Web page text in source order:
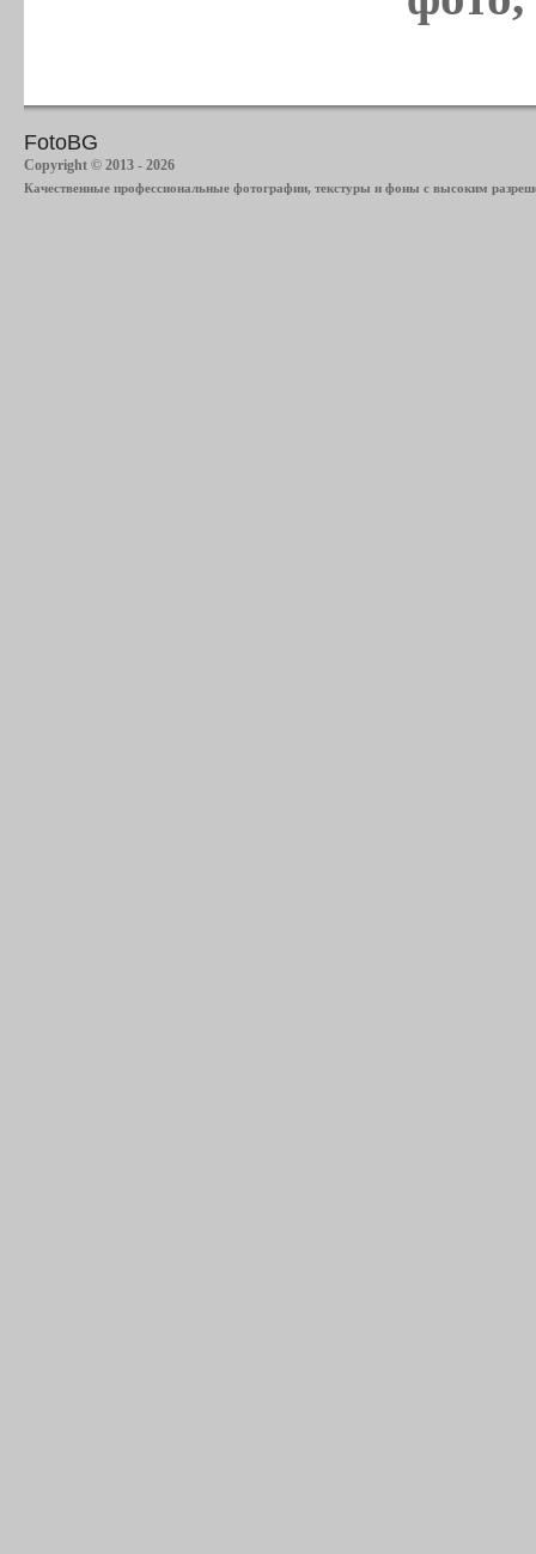
FotoBG
Copyright © 2013 - 2026
Качественные профессиональные фотографии, текстуры и фоны с высоким